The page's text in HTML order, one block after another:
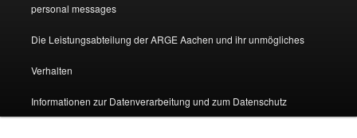
personal messages
Die Leistungsabteilung der ARGE Aachen und ihr unmögliches
Verhalten
Informationen zur Datenverarbeitung und zum Datenschutz